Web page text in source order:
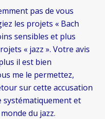
pas de vous
les projets « Bach
sensibles et plus
« jazz ». Votre avis
il est bien
me le permettez,
sur cette accusation
systématiquement et
du jazz.